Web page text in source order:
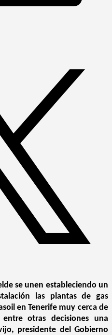
se unen estableciendo un
las plantas de gas
en Tenerife muy cerca de
otras decisiones una
presidente del Gobierno